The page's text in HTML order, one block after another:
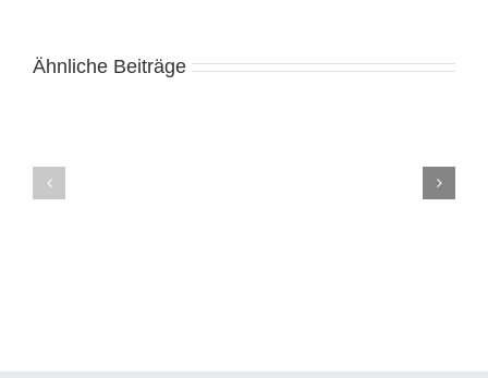
Ähnliche Beiträge